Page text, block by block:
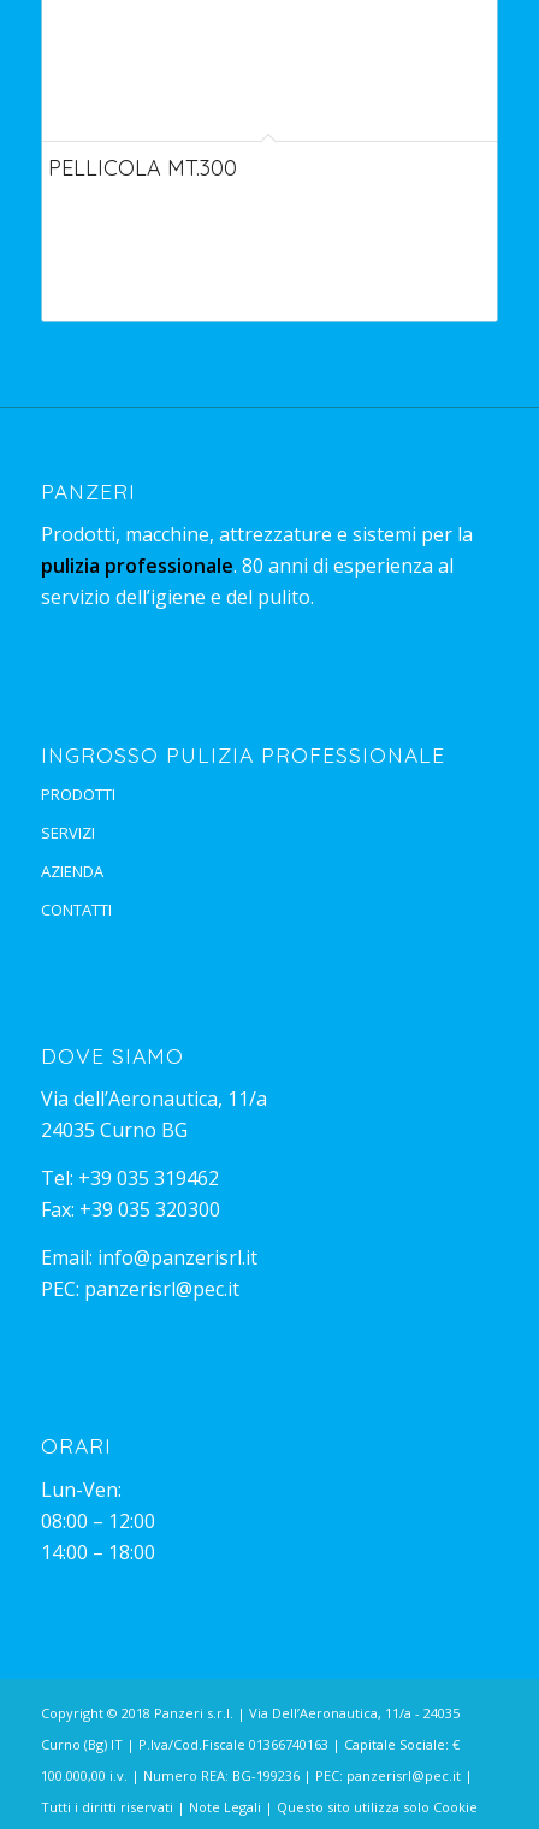
PELLICOLA MT.300
PANZERI
Prodotti, macchine, attrezzature e sistemi per la
pulizia professionale. 80 anni di esperienza al
servizio dell’igiene e del pulito.
INGROSSO PULIZIA PROFESSIONALE
PRODOTTI
SERVIZI
AZIENDA
CONTATTI
DOVE SIAMO
Via dell’Aeronautica, 11/a
24035 Curno BG
Tel: +39 035 319462
Fax: +39 035 320300
Email: info@panzerisrl.it
PEC: panzerisrl@pec.it
ORARI
Lun-Ven:
08:00 – 12:00
14:00 – 18:00
Copyright © 2018 Panzeri s.r.l. | Via Dell’Aeronautica, 11/a - 24035
Curno (Bg) IT | P.Iva/Cod.Fiscale 01366740163 | Capitale Sociale: €
100.000,00 i.v. | Numero REA: BG-199236 | PEC: panzerisrl@pec.it|
Tutti i diritti riservati | Note Legali | Questo sito utilizza solo Cookie